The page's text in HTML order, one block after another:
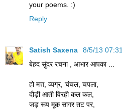
your poems. :)
Reply
Satish Saxena
8/5/13 07:31
बेहद सुंदर रचना , आभार आपका ...
हो मत्त, व्यग्र, चंचल, चपला,
दौड़ी आती विरही कल कल,
जड़ रूप मूक सागर तट पर,